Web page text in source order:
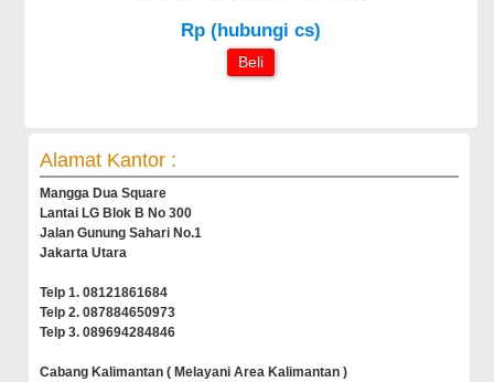
Rp (hubungi cs)
Beli
Alamat Kantor :
Mangga Dua Square
Lantai LG Blok B No 300
Jalan Gunung Sahari No.1
Jakarta Utara
Telp 1. 08121861684
Telp 2. 087884650973
Telp 3. 089694284846
Cabang Kalimantan ( Melayani Area Kalimantan )